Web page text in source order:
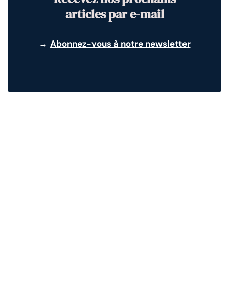
articles par e-mail
→ Abonnez-vous à notre newsletter